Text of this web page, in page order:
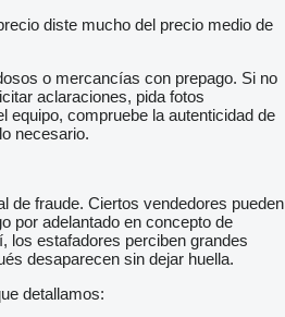
diste mucho del precio medio de
o mercancías con prepago. Si no
aclaraciones, pida fotos
equipo, compruebe la autenticidad de
necesario.
de fraude. Ciertos vendedores pueden
por adelantado en concepto de
los estafadores perciben grandes
desaparecen sin dejar huella.
detallamos: